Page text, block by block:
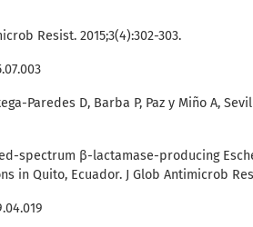
Resist. 2015;3(4):302-303.
Paredes D, Barba P, Paz y Miño A,
spectrum β-lactamase-producing
in Quito, Ecuador. J Glob Antimicrob